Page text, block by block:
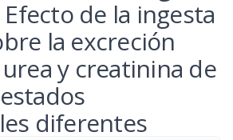
de la ingesta
la excreción
y creatinina de
diferentes